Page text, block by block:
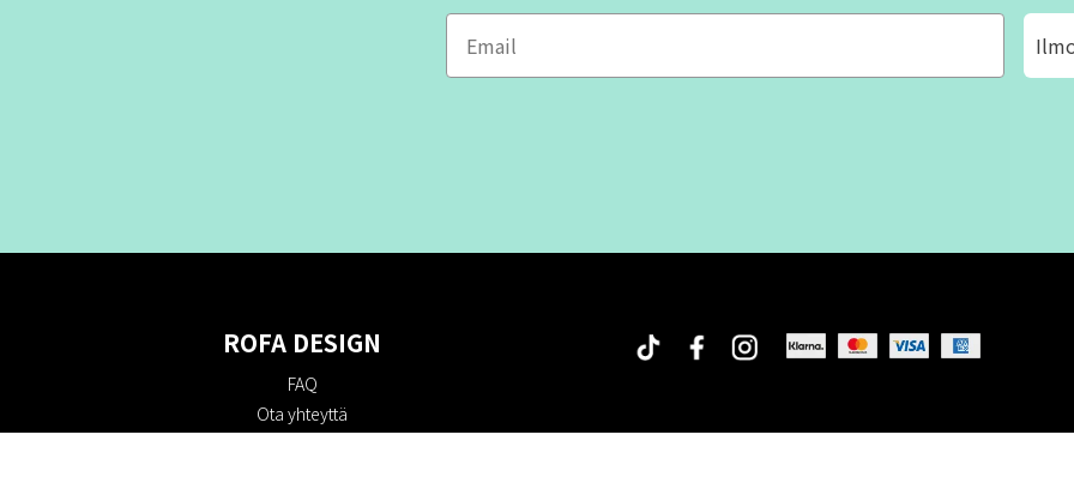
ROFA DESIGN
FAQ
Ota yhteyttä